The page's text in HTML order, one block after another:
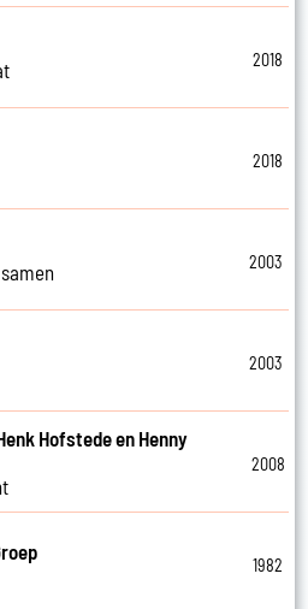
2018
2018
2003
2003
Hofstede en Henny
2008
1982